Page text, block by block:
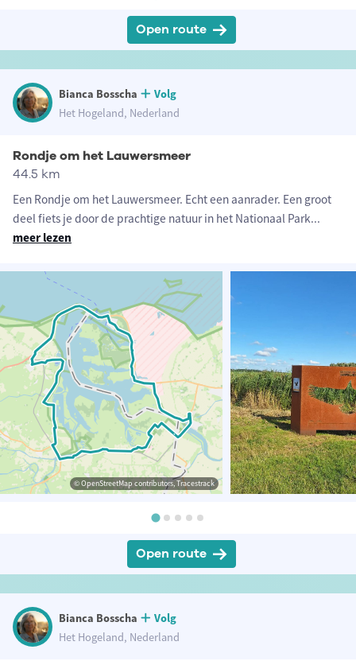
Open route
Bianca Bosscha
Volg
Het Hogeland, Nederland
Rondje om het Lauwersmeer
44.5 km
Een Rondje om het Lauwersmeer. Echt een aanrader. Een groot
deel fiets je door de prachtige natuur in het Nationaal Park...
meer lezen
© OpenStreetMap contributors, Tracestrack
Open route
Bianca Bosscha
Volg
Het Hogeland, Nederland